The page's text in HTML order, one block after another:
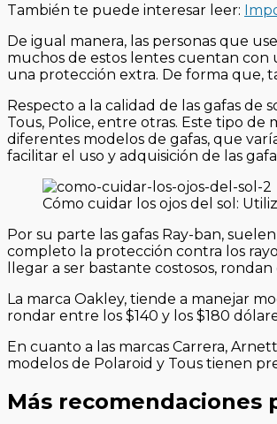
También te puede interesar leer:
De igual manera, las personas que
muchos de estos lentes cuentan
una protección extra. De forma que,
Respecto a la calidad de las gafas de
Tous, Police, entre otras. Este tipo
diferentes modelos de gafas, que
facilitar el uso y adquisición de las
Cómo cuidar los ojos del sol:
Por su parte las gafas Ray-ban,
completo la protección contra los
llegar a ser bastante costosos,
La marca Oakley, tiende a manejar
rondar entre los $140 y los $180
En cuanto a las marcas Carrera,
modelos de Polaroid y Tous tienen
Más recomendaciones